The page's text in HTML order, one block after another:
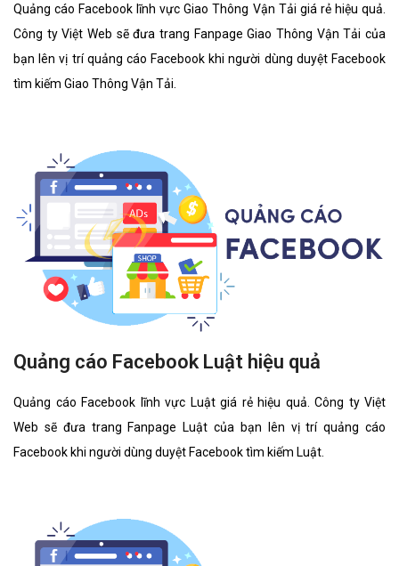
Quảng cáo Facebook lĩnh vực Giao Thông Vận Tải giá rẻ hiệu quả.
Công ty Việt Web sẽ đưa trang Fanpage Giao Thông Vận Tải của
bạn lên vị trí quảng cáo Facebook khi người dùng duyệt Facebook
tìm kiếm Giao Thông Vận Tải.
Quảng cáo Facebook Luật hiệu quả
Quảng cáo Facebook lĩnh vực Luật giá rẻ hiệu quả. Công ty Việt
Web sẽ đưa trang Fanpage Luật của bạn lên vị trí quảng cáo
Facebook khi người dùng duyệt Facebook tìm kiếm Luật.